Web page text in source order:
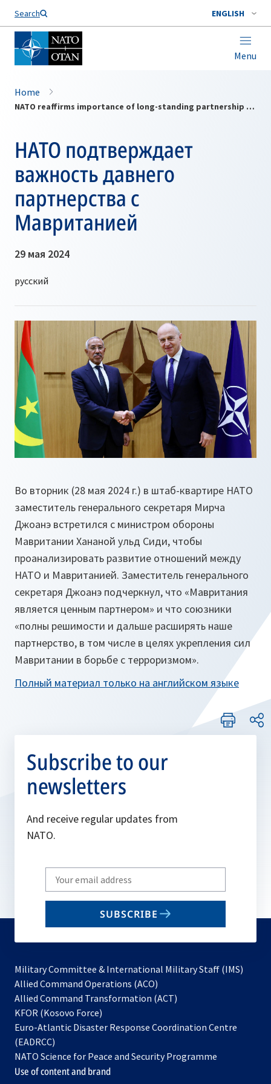
Search ENGLISH
Menu
Home
NATO reaffirms importance of long-standing partnership with Mauritania
НАТО подтверждает
важность давнего
партнерства с
Мавританией
29 мая 2024
Во вторник (28 мая 2024 г.) в штаб-квартире НАТО
заместитель генерального секретаря Мирча
Джоанэ встретился с министром обороны
Мавритании Хананой ульд Сиди, чтобы
проанализировать развитие отношений между
НАТО и Мавританией. Заместитель генерального
секретаря Джоанэ подчеркнул, что «Мавритания
является ценным партнером» и что союзники
«полны решимости и дальше расширять наше
партнерство, в том числе в целях укрепления сил
Мавритании в борьбе с терроризмом».
Полный материал только на английском языке
Subscribe to our
newsletters
And receive regular updates from
NATO.
Write
your
email
SUBSCRIBE
Military Committee & International Military Staff (IMS)
Allied Command Operations (ACO)
in
new
Allied Command Transformation (ACT)
a
tab
KFOR (Kosovo Force)
in
new
tab
Euro-Atlantic Disaster Response Coordination Centre
(EADRCC)
NATO Science for Peace and Security Programme
Use of content and brand